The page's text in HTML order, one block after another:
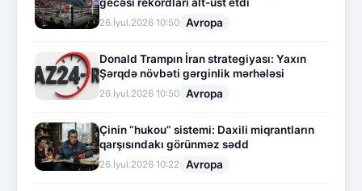
gecəsi rekordları alt-üst etdi
26.İyul.2026 10:50 Avropa
Donald Trampın İran strategiyası: Yaxın
Şərqdə növbəti gərginlik mərhələsi
26.İyul.2026 10:50 Avropa
Çinin “hukou” sistemi: Daxili miqrantların
qarşısındakı görünməz sədd
26.İyul.2026 10:22 Avropa